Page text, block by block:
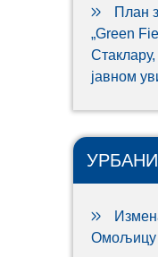
План
„Green
јавном
Омољицу